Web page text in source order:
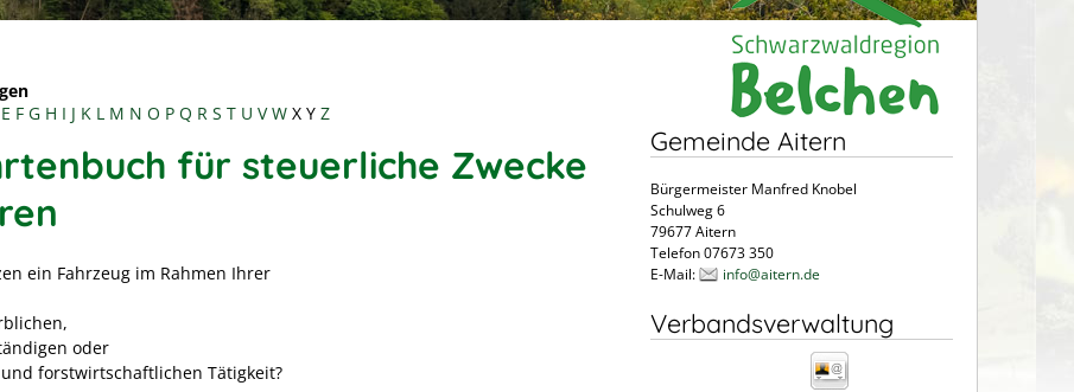
E F G H I J K L M N O P Q R S T U V W X Y Z
für steuerliche Zwecke
ein Fahrzeug im Rahmen Ihrer
oder
forstwirtschaftlichen Tätigkeit?
Gemeinde Aitern
Bürgermeister Manfred Knobel
Schulweg 6
79677 Aitern
Telefon 07673 350
E-Mail:
info@aitern.de
Verbandsverwaltung